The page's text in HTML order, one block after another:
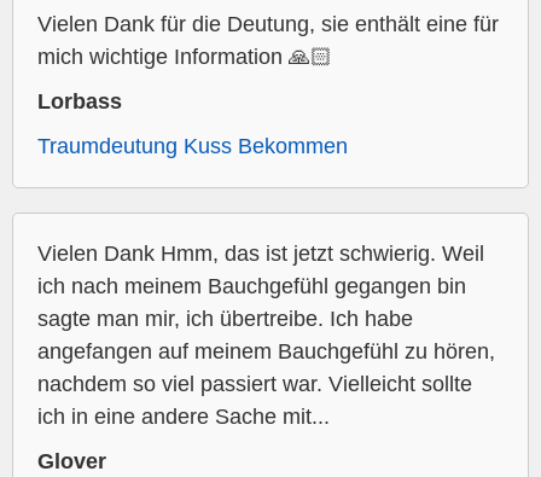
Vielen Dank für die Deutung, sie enthält eine für
mich wichtige Information 🙏🏻
Lorbass
Traumdeutung Kuss Bekommen
Vielen Dank Hmm, das ist jetzt schwierig. Weil
ich nach meinem Bauchgefühl gegangen bin
sagte man mir, ich übertreibe. Ich habe
angefangen auf meinem Bauchgefühl zu hören,
nachdem so viel passiert war. Vielleicht sollte
ich in eine andere Sache mit...
Glover